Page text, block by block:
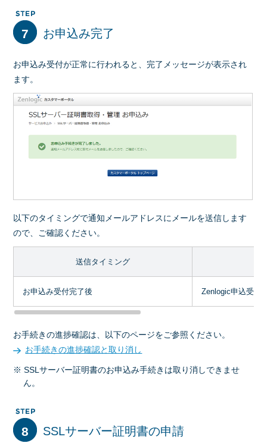
7 お申込み完了
お申込み受付が正常に行われると、完了メッセージが表示され
ます。
以下のタイミングで通知メールアドレスにメールを送信します
ので、ご確認ください。
送信タイミング
お申込み受付完了後 Zenlogic申込受付
お手続きの進捗確認は、以下のページをご参照ください。
お手続きの進捗確認と取り消し
※ SSLサーバー証明書のお申込み手続きは取り消しできませ
ん。
8 SSLサーバー証明書の申請